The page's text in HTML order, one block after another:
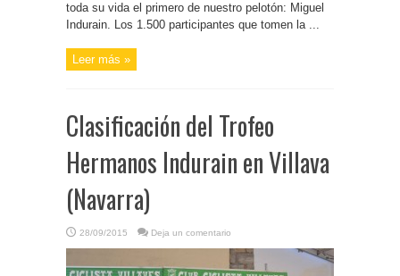
toda su vida el primero de nuestro pelotón: Miguel
Indurain. Los 1.500 participantes que tomen la ...
Leer más »
Clasificación del Trofeo
Hermanos Indurain en Villava
(Navarra)
28/09/2015 Deja un comentario